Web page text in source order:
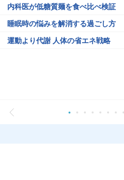
内科医が低糖質麺を食べ比べ検証
睡眠時の悩みを解消する過ごし方
運動より代謝 人体の省エネ戦略